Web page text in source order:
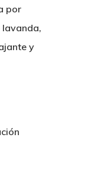
por
lavanda,
y